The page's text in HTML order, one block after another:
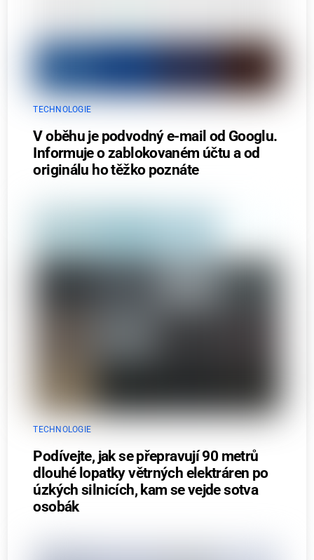
TECHNOLOGIE
V oběhu je podvodný e-mail od Googlu.
Informuje o zablokovaném účtu a od
originálu ho těžko poznáte
TECHNOLOGIE
Podívejte, jak se přepravují 90 metrů
dlouhé lopatky větrných elektráren po
úzkých silnicích, kam se vejde sotva
osobák